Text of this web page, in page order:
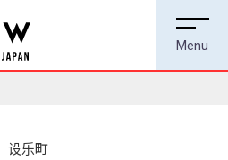
设乐町